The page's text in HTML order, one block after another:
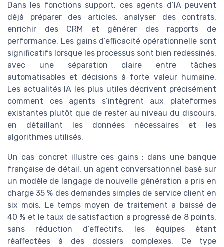
Dans les fonctions support, ces agents d’IA peuvent
déjà préparer des articles, analyser des contrats,
enrichir des CRM et générer des rapports de
performance. Les gains d’efficacité opérationnelle sont
significatifs lorsque les processus sont bien redessinés,
avec une séparation claire entre tâches
automatisables et décisions à forte valeur humaine.
Les actualités IA les plus utiles décrivent précisément
comment ces agents s’intègrent aux plateformes
existantes plutôt que de rester au niveau du discours,
en détaillant les données nécessaires et les
algorithmes utilisés.
Un cas concret illustre ces gains : dans une banque
française de détail, un agent conversationnel basé sur
un modèle de langage de nouvelle génération a pris en
charge 35 % des demandes simples de service client en
six mois. Le temps moyen de traitement a baissé de
40 % et le taux de satisfaction a progressé de 8 points,
sans réduction d’effectifs, les équipes étant
réaffectées à des dossiers complexes. Ce type